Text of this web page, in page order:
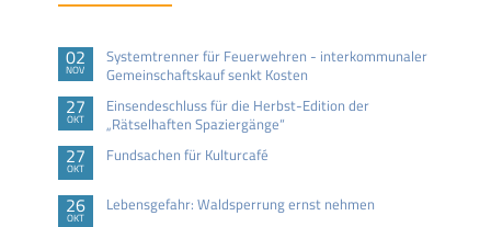
02
NOV
Systemtrenner für Feuerwehren - interkommunaler
Gemeinschaftskauf senkt Kosten
27
OKT
Einsendeschluss für die Herbst-Edition der
„Rätselhaften Spaziergänge“
27
OKT
Fundsachen für Kulturcafé
26
OKT
Lebensgefahr: Waldsperrung ernst nehmen